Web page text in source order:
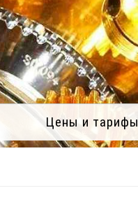
Цены и тарифы